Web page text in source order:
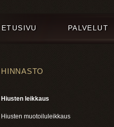
ETUSIVU PALVELUT
HINNASTO
Hiusten leikkaus
Hiusten muotoiluleikkaus